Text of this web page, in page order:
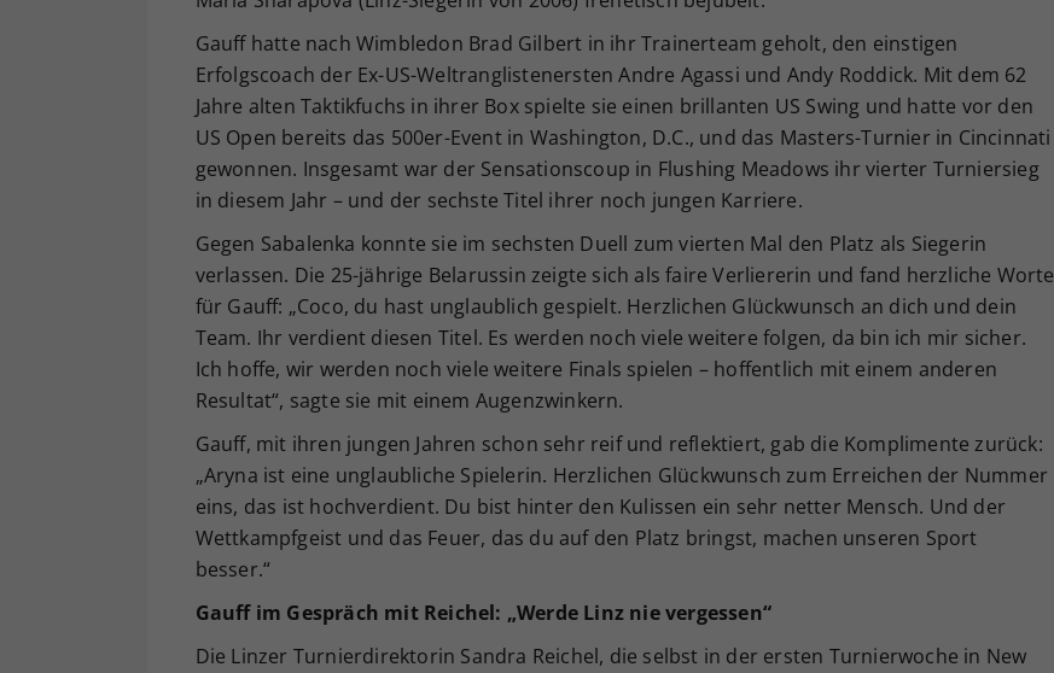
Gauff hatte nach Wimbledon Brad Gilbert in ihr Trainerteam geholt, den einstigen
Erfolgscoach der Ex-US-Weltranglistenersten Andre Agassi und Andy Roddick. Mit dem 62
Jahre alten Taktikfuchs in ihrer Box spielte sie einen brillanten US Swing und hatte vor den
US Open bereits das 500er-Event in Washington, D.C., und das Masters-Turnier in Cincinnati
gewonnen. Insgesamt war der Sensationscoup in Flushing Meadows ihr vierter Turniersieg
in diesem Jahr – und der sechste Titel ihrer noch jungen Karriere.
Gegen Sabalenka konnte sie im sechsten Duell zum vierten Mal den Platz als Siegerin
verlassen. Die 25-jährige Belarussin zeigte sich als faire Verliererin und fand herzliche Worte
für Gauff: „Coco, du hast unglaublich gespielt. Herzlichen Glückwunsch an dich und dein
Team. Ihr verdient diesen Titel. Es werden noch viele weitere folgen, da bin ich mir sicher.
Ich hoffe, wir werden noch viele weitere Finals spielen – hoffentlich mit einem anderen
Resultat“, sagte sie mit einem Augenzwinkern.
Gauff, mit ihren jungen Jahren schon sehr reif und reflektiert, gab die Komplimente zurück:
„Aryna ist eine unglaubliche Spielerin. Herzlichen Glückwunsch zum Erreichen der Nummer
eins, das ist hochverdient. Du bist hinter den Kulissen ein sehr netter Mensch. Und der
Wettkampfgeist und das Feuer, das du auf den Platz bringst, machen unseren Sport
besser.“
Gauff im Gespräch mit Reichel: „Werde Linz nie vergessen“
Die Linzer Turnierdirektorin Sandra Reichel, die selbst in der ersten Turnierwoche in New